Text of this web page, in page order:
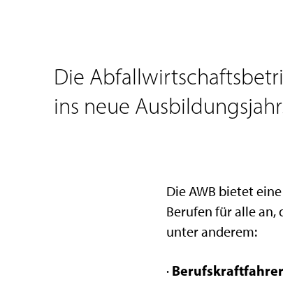
Die
ins neue
Die AWB bietet
Berufen für alle an,
unter anderem:
·